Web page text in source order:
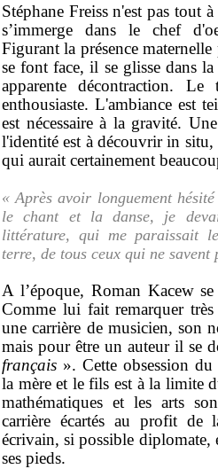
Stéphane Freiss n'est pas tout
s’immerge dans le chef
Figurant la présence
se font face, il se glisse dans
apparente décontraction.
enthousiaste. L'ambiance est
est nécessaire à la gravité.
l'identité est à découvrir in
qui aurait certainement
« Après avoir longuement
le chant et la danse, je
littérature, qui me paraissait
terre, de tous ceux qui ne
A l’époque, Roman Kacew
Comme lui fait remarquer
une carrière de musicien, son
mais pour être un auteur il se
français ». Cette obsession
la mère et le fils est à la limite
mathématiques et les arts
carrière écartés au profit de
écrivain, si possible diplomate,
ses pieds.